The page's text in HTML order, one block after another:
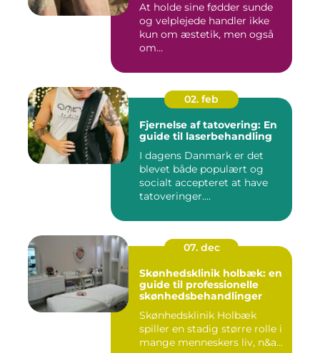
At holde sine fødder sunde
og velplejede handler ikke
kun om æstetik, men også
om...
02. feb
Fjernelse af tatovering: En
guide til laserbehandling
I dagens Danmark er det
blevet både populært og
socialt accepteret at have
tatoveringer....
07. dec
Skønhedsklinik holbæk: en
guide til professionelle
skønhedsbehandlinger
Skønhedsklinik Holbæk
spiller en stadig større rolle i
mange menneskers liv, n&a...